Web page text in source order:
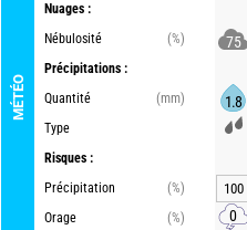
MÉTÉO
Nuages :
Nébulosité
(%)
Précipitations :
Quantité
(mm)
Type
Risques :
Précipitation
(%)
Orage
(%)
75
1.8
100
0